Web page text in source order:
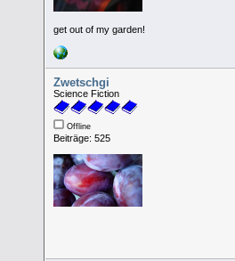
get out of my garden!
Zwetschgi
Science Fiction
Offline
Beiträge: 525